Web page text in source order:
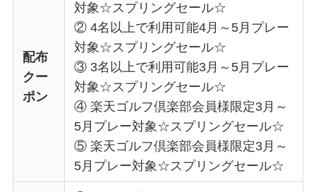
配布
クー
ポン
対象☆スプリングセール☆
② 4名以上で利用可能4月～5月プレー
対象☆スプリングセール☆
③ 3名以上で利用可能3月～5月プレー
対象☆スプリングセール☆
④ 楽天ゴルフ倶楽部会員様限定3月～
5月プレー対象☆スプリングセール☆
⑤ 楽天ゴルフ倶楽部会員様限定3月～
5月プレー対象☆スプリングセール☆